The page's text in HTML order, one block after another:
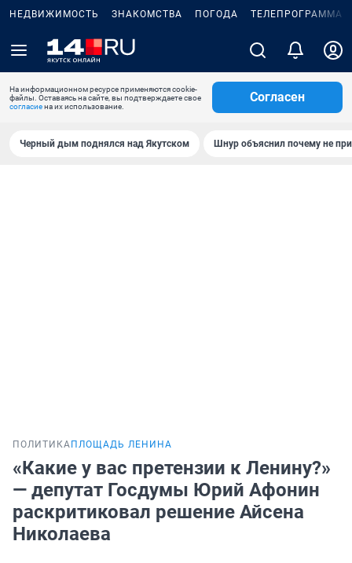
НЕДВИЖИМОСТЬ ЗНАКОМСТВА ПОГОДА ТЕЛЕПРОГРАММА
На информационном ресурсе применяются cookie-
файлы. Оставаясь на сайте, вы подтверждаете свое
согласиена их использование.
Согласен
Черный дым поднялся над Якутском Шнур объяснил почему не
ПОЛИТИКА ПЛОЩАДЬ ЛЕНИНА
«Какие у вас претензии к Ленину?»
— депутат Госдумы Юрий Афонин
раскритиковал решение Айсена
Николаева